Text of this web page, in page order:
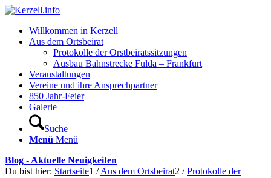
Willkommen in Kerzell
Aus dem Ortsbeirat
Protokolle der Orstbeiratssitzungen
Ausbau Bahnstrecke Fulda – Frankfurt
Veranstaltungen
Vereine und ihre Ansprechpartner
850 Jahr-Feier
Galerie
Suche
Menü Menü
Blog - Aktuelle Neuigkeiten
Du bist hier: Startseite1 / Aus dem Ortsbeirat2 / Protokolle der